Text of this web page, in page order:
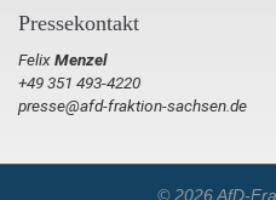
Pressekontakt
FelixMenzel
+49 351 493-4220
presse@afd-fraktion-sachsen.de
© 2026 AfD-